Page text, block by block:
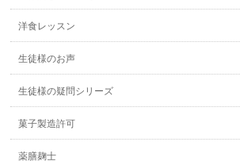
洋食レッスン
生徒様のお声
生徒様の疑問シリーズ
菓子製造許可
薬膳麹士